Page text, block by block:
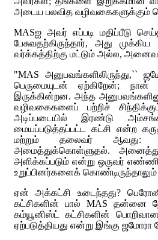
அடைய பலவித வழிவகைகளுக்கும்
MASஐ அவர் எப்படி மதிப்பீடு
பேசுவதற்கிருந்தார், அது
வர்க்கத்திற்கு மட்டும் அல்ல,
"MAS அனுபவங்களிலிருந்து,``
பெருமையுடன் ஏற்கிறேன்;
இருக்கின்றன. அந்த
வழிவகைகளைப் பற்றிச்
அடிப்படையில் இரண்டு
மையப்படுத்தப்பட்ட கட்சி என்ற
மற்றும் தலைவர் ஆவது:
அமைத்துக்கொள்ளுதல்.
அளிக்கப்படும் என்று ஒருவர்
உறுப்பினர்களைக் கொண்டிருந்தாலும்
ஏன் அக்கட்சி உடைந்தது?
கட்சிகளின் பால் MAS தன்னை
கம்யூனிஸ்ட் கட்சிகளின்
ஏற்படுத்தியது என்று இங்கு